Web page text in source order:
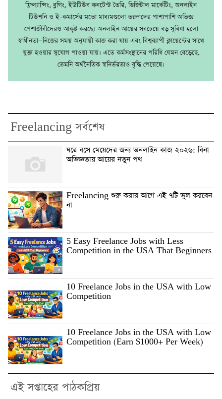
ফ্রিল্যান্সিং, ব্লগিং, ইউটিউব কনটেন্ট তৈরি, ডিজিটাল মার্কেটিং, অনলাইন
টিউশনি ও ই–কমার্সের মতো মাধ্যমগুলো তরুণদের পাশাপাশি অভিজ্ঞ
পেশাজীবীদেরও আকৃষ্ট করছে। অনলাইন আয়ের সবচেয়ে বড় সুবিধা হলো
স্বাধীনতা—নিজের সময় অনুযায়ী কাজ করা যায় এবং বিশ্বব্যাপী ক্লায়েন্টের সাথে
যুক্ত হওয়ার সুযোগ পাওয়া যায়। এতে কর্মসংস্থানের পরিধি যেমন বেড়েছে,
তেমনি অর্থনৈতিক স্বনির্ভরতাও বৃদ্ধি পেয়েছে।
Freelancing সর্বশেষ
ঘরে বসে মেয়েদের জন্য অনলাইন কাজ ২০২৬: বিনা
অভিজ্ঞতায় আয়ের নতুন পথ
Freelancing শুরু করার আগে এই ৭টি ভুল করবেন
না
5 Easy Freelance Jobs with Less
Competition in the USA That Beginners
10 Freelance Jobs in the USA with Low
Competition
10 Freelance Jobs in the USA with Low
Competition (Earn $1000+ Per Week)
এই সপ্তাহের পাঠকপ্রিয়